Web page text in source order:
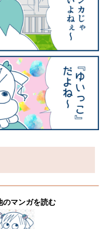
マンガを読む